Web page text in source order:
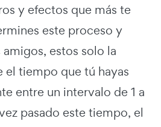
y efectos que más te
este proceso y
estos solo la
el tiempo que tú hayas
entre un intervalo de 1 a
pasado este tiempo, el